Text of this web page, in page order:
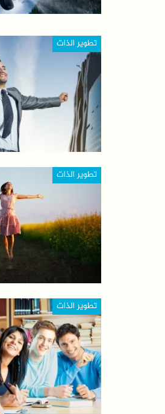
تطوير الذات
تطوير الذات
تطوير الذات